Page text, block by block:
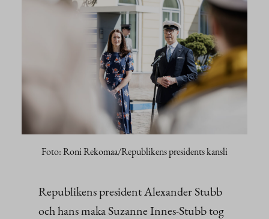
Foto: Roni Rekomaa/Republikens presidents kansli
Republikens president Alexander Stubb
och hans maka Suzanne Innes-Stubb tog